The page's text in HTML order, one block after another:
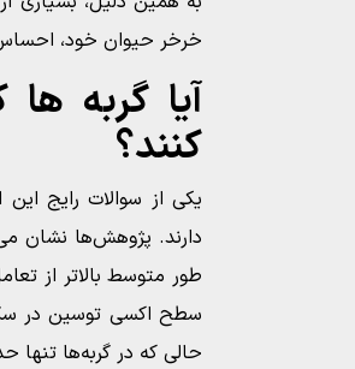
خرخر حیوان خود،
آیا گربه‌
کنند؟
یکی از سوالات رایج
دارند. پژوهش‌ها نشان
حالی که در گربه‌ها تنها حدود ۱۲ درصد